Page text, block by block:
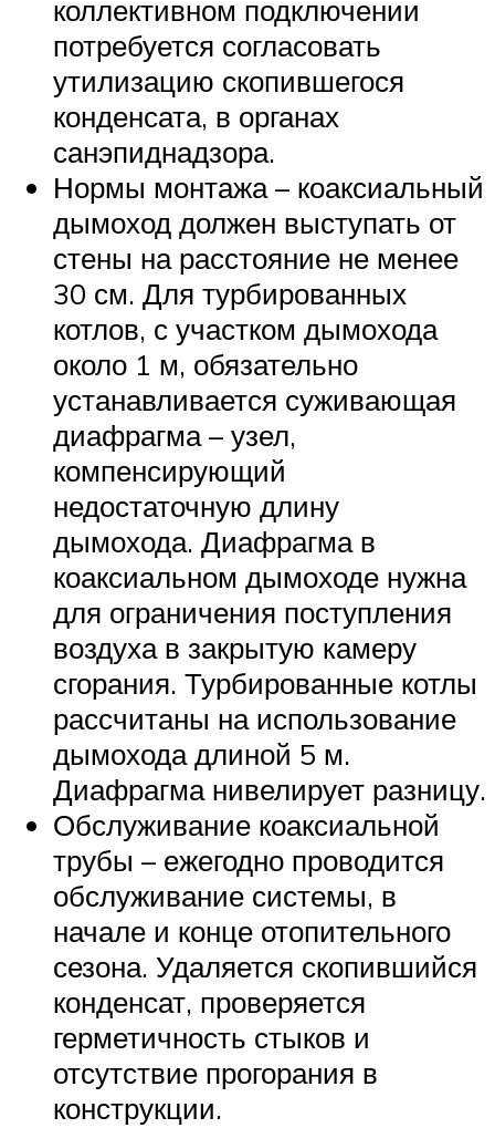
коллективном подключении
потребуется согласовать
утилизацию скопившегося
конденсата, в органах
санэпиднадзора.
Нормы монтажа – коаксиальный
дымоход должен выступать от
стены на расстояние не менее
30 см. Для турбированных
котлов, с участком дымохода
около 1 м, обязательно
устанавливается суживающая
диафрагма – узел,
компенсирующий
недостаточную длину
дымохода. Диафрагма в
коаксиальном дымоходе нужна
для ограничения поступления
воздуха в закрытую камеру
сгорания. Турбированные котлы
рассчитаны на использование
дымохода длиной 5 м.
Диафрагма нивелирует разницу.
Обслуживание коаксиальной
трубы – ежегодно проводится
обслуживание системы, в
начале и конце отопительного
сезона. Удаляется скопившийся
конденсат, проверяется
герметичность стыков и
отсутствие прогорания в
конструкции.